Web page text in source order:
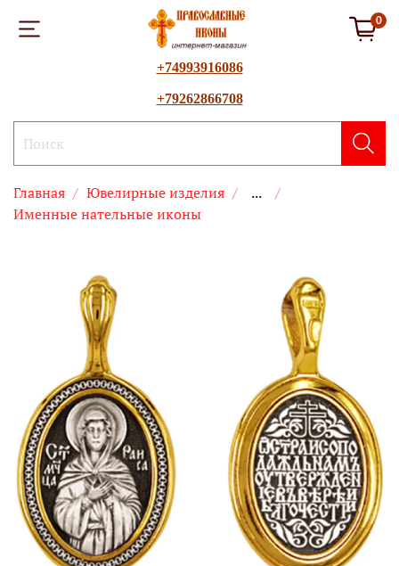
0
+74993916086
+79262866708
Главная Ювелирные изделия
...
Именные нательные иконы